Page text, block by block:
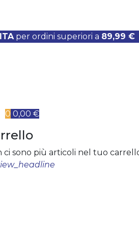
per ordini superiori a 89,99 €
0 0,00 €
ci sono più articoli nel tuo